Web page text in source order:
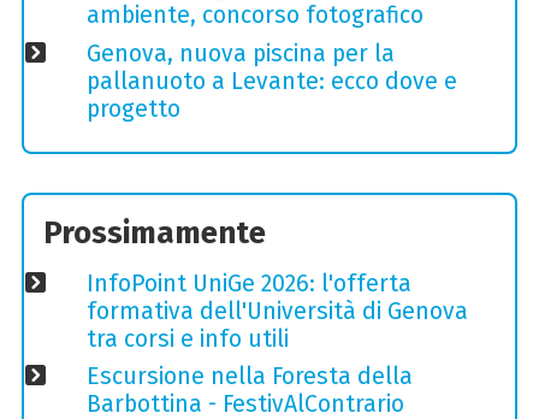
ambiente, concorso fotografico
Genova, nuova piscina per la
pallanuoto a Levante: ecco dove e
progetto
Prossimamente
InfoPoint UniGe 2026: l'offerta
formativa dell'Università di Genova
tra corsi e info utili
Escursione nella Foresta della
Barbottina - FestivAlContrario